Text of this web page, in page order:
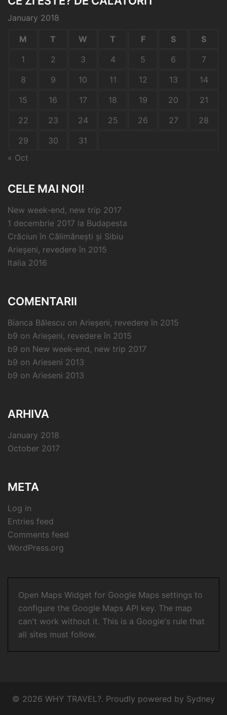
January 2018
M T W T F S
S
1
2 3 4 5 6
7
8
9 10 11 12 13
14
15
16 17 18 19 20
21
22
23 24 25 26 27
28
29
30
31
« Oct
CELE MAI NOI!
New week-end, new trip 2017
1 decembrie 2017 la Budapesta
Crăciun în Călimănești și Sibiu
Arieșeni, revedere în 2015
Italia 2016
COMENTARII
Bianca Bălescu on Arieșeni, revedere în 2015
b9 on Arieșeni, revedere în 2015
b9 on New week-end, new trip 2017
b9 on Arieseni 2013
b9 on Arieseni 2013
ARHIVA
January 2018
October 2017
META
Log in
Entries feed
Comments feed
WordPress.org
Open Maps Widget for Google Maps settings to
configure the Google Maps API key. The map
can't work without it. This is a Google's rule that
all sites must follow.
© 2026 WHY TRAVEL?. Proudly powered by Sydney